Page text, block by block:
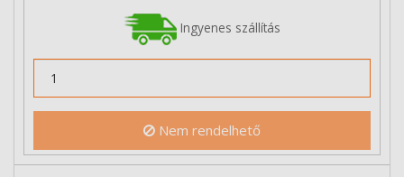
Ingyenes szállítás
Nem rendelhető